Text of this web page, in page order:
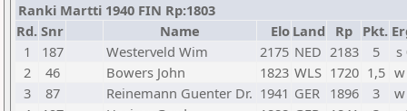
Ranki Martti 1940 FIN Rp:1803
Rd. Snr Name Elo Land Rp Pkt.
1
187 Westerveld Wim 2175 NED 2183 5
s
2
46 Bowers John 1823 WLS 1720 1,5
3
87 Reinemann Guenter Dr. 1941 GER 1896 3